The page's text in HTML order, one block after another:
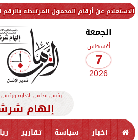
المحمول المرتبطة بالرقم القومي
الجمعة
أغسطس
7
2026
رئيس مجلس الإدارة ورئيس
إلهام
أخبار سياسة تقارير